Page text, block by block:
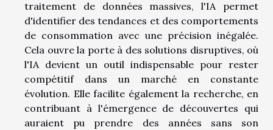
traitement de données massives, l'IA permet
d'identifier des tendances et des comportements
de consommation avec une précision inégalée.
Cela ouvre la porte à des solutions disruptives, où
l'IA devient un outil indispensable pour rester
compétitif dans un marché en constante
évolution. Elle facilite également la recherche, en
contribuant à l'émergence de découvertes qui
auraient pu prendre des années sans son